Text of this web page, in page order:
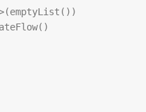
(emptyList ())
()